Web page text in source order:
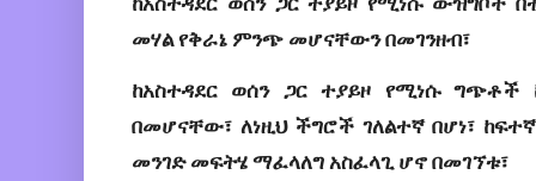
መሃል የቅራኔ ምንጭ መሆናቸውን በመገንዘብ፣
ከአስተዳደር ወሰን ጋር ተያይዞ
የሚነሱ ግጭቶች
በመሆናቸው፣ ለነዚህ ችግሮች ገለልተኛ በሆነ፣
መንገድ መፍትሄ ማፈላለግ አስፈላጊ ሆኖ በመገኘቱ፣